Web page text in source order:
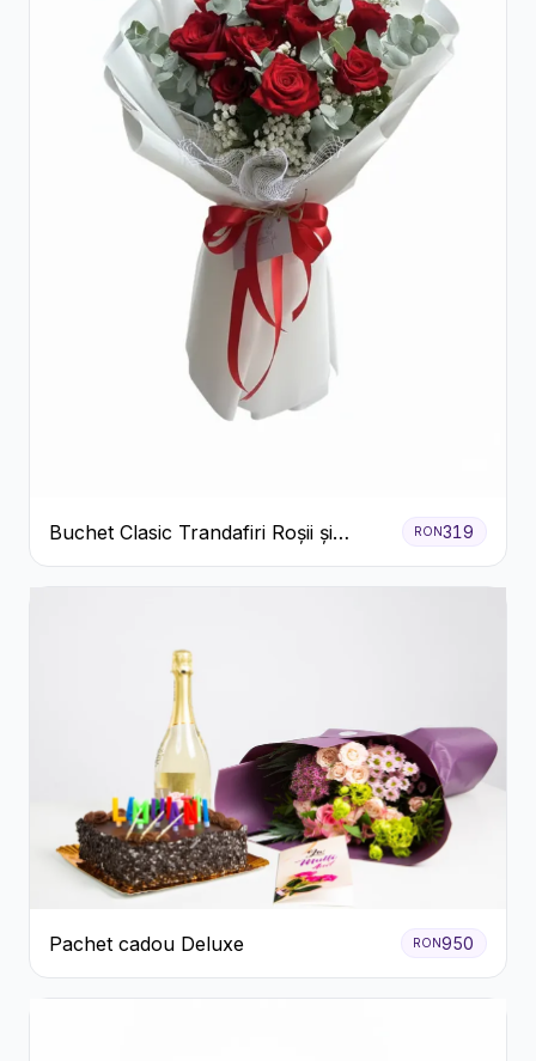
Buchet Clasic Trandafiri Roșii și
Eucalipt
RON319
Pachet cadou Deluxe RON950